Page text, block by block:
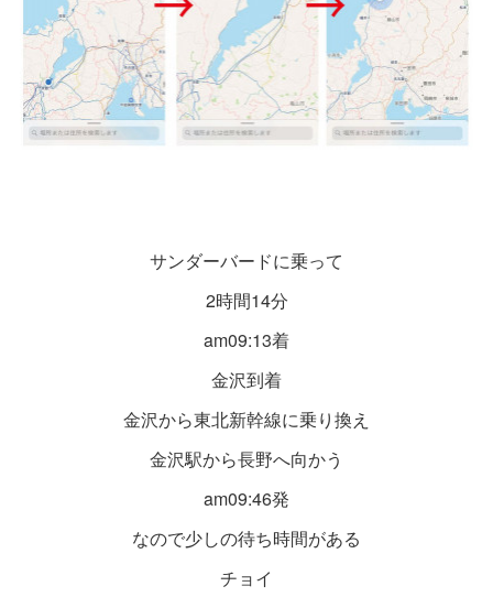
サンダーバードに乗って
2時間14分
am09:13着
金沢到着
金沢から東北新幹線に乗り換え
金沢駅から長野へ向かう
am09:46発
なので少しの待ち時間がある
チョイ